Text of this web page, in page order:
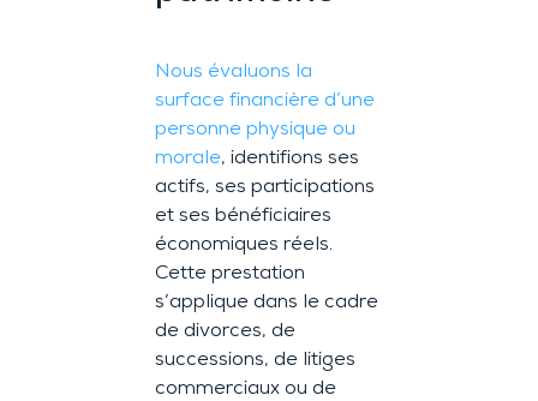
Nous évaluons la
surface financière d’une
personne physique ou
morale, identifions ses
actifs, ses participations
et ses bénéficiaires
économiques réels.
Cette prestation
s’applique dans le cadre
de divorces, de
successions, de litiges
commerciaux ou de